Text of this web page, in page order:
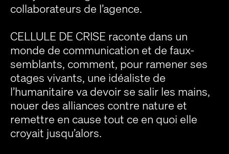
collaborateurs de l’agence.
CELLULE DE CRISE raconte dans un
monde de communication et de faux-
semblants, comment, pour ramener ses
otages vivants, une idéaliste de
l’humanitaire va devoir se salir les mains,
nouer des alliances contre nature et
remettre en cause tout ce en quoi elle
croyait jusqu’alors.